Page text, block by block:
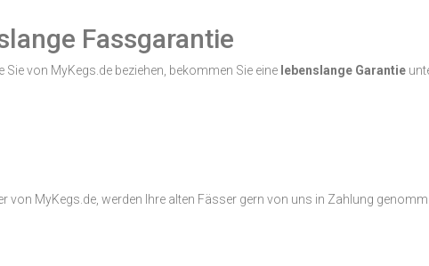
Fassgarantie
Sie von MyKegs.de beziehen, bekommen Sie eine lebenslange Garantie
von MyKegs.de, werden Ihre alten Fässer gern von uns in Zahlung